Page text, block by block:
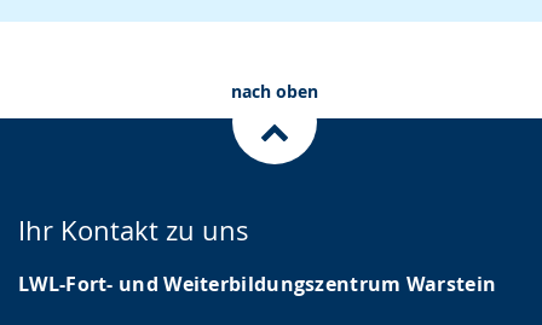
nach oben
Ihr Kontakt zu uns
LWL-Fort- und Weiterbildungszentrum Warstein